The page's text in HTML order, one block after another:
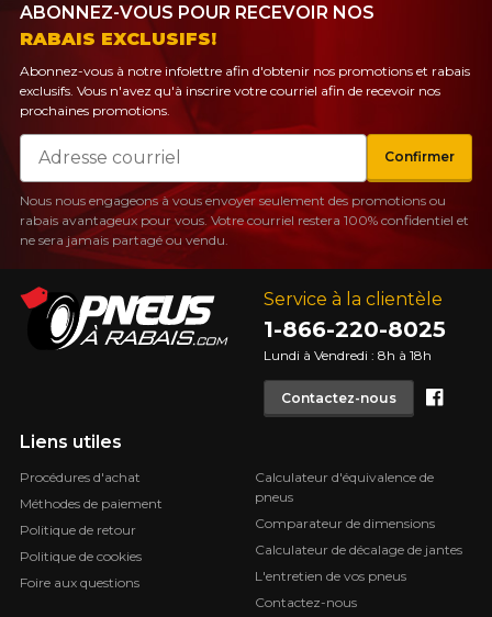
Service à la clientèle
1-866-220-8025
Lundi à Vendredi : 8h à 18h
Contactez-nous
Liens utiles
Procédures d'achat
Méthodes de paiement
Politique de retour
Politique de cookies
Foire aux questions
Calculateur d'équivalence de
pneus
Comparateur de dimensions
Calculateur de décalage de jantes
L'entretien de vos pneus
Contactez-nous
ABONNEZ-VOUS POUR RECEVOIR NOS
RABAIS EXCLUSIFS!
Abonnez-vous à notre infolettre afin d'obtenir nos promotions et rabais
exclusifs. Vous n'avez qu'à inscrire votre courriel afin de recevoir nos
prochaines promotions.
Courriel
Confirmer
Nous nous engageons à vous envoyer seulement des promotions ou
rabais avantageux pour vous. Votre courriel restera 100% confidentiel et
ne sera jamais partagé ou vendu.